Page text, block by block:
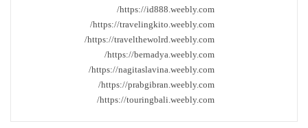
https://id888.weebly.com/
https://travelingkito.weebly.com/
https://travelthewolrd.weebly.com/
https://bernadya.weebly.com/
https://nagitaslavina.weebly.com/
https://prabgibran.weebly.com/
https://touringbali.weebly.com/